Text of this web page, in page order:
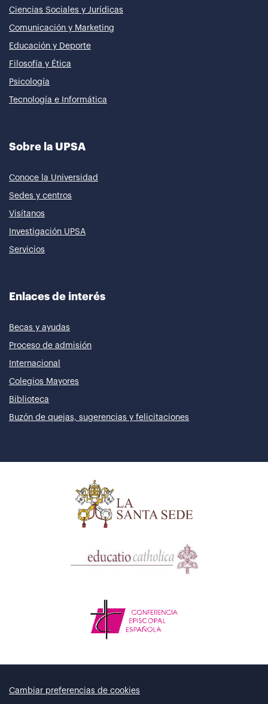
Ciencias Sociales y Jurídicas
Comunicación y Marketing
Educación y Deporte
Filosofía y Ética
Psicología
Tecnología e Informática
Sobre la UPSA
Conoce la Universidad
Sedes y centros
Visítanos
Investigación UPSA
Servicios
Enlaces de interés
Becas y ayudas
Proceso de admisión
Internacional
Colegios Mayores
Biblioteca
Buzón de quejas, sugerencias y felicitaciones
Cambiar preferencias de cookies